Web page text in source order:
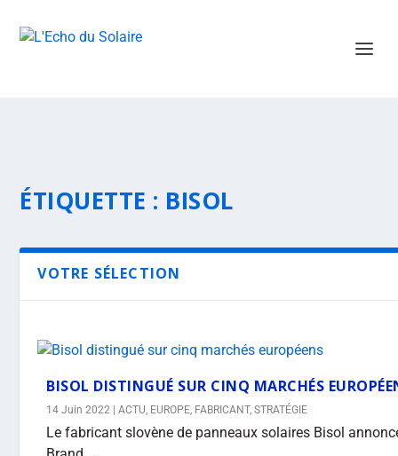
ÉTIQUETTE : BISOL
VOTRE SÉLECTION
BISOL DISTINGUÉ SUR CINQ MARCHÉS
14 Juin 2022 |ACTU, EUROPE, FABRICANT,STRATÉGIE
Le fabricant slovène de panneaux solaires Bisol